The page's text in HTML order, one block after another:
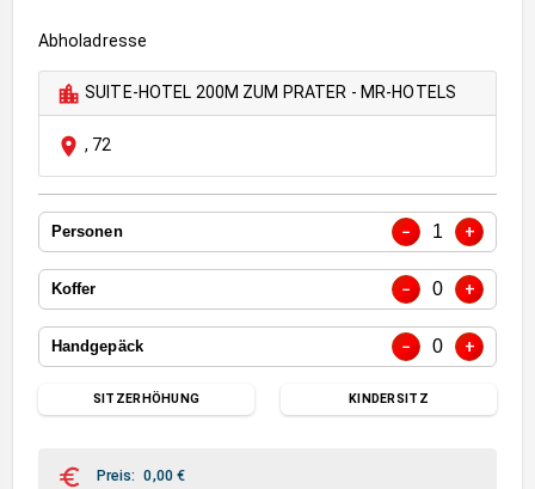
Abholadresse
SUITE-HOTEL 200M ZUM PRATER - MR-HOTELS
, 72
Personen − 1 +
Koffer − 0 +
Handgepäck − 0 +
SITZERHÖHUNG KINDERSITZ
Preis: 0,00€